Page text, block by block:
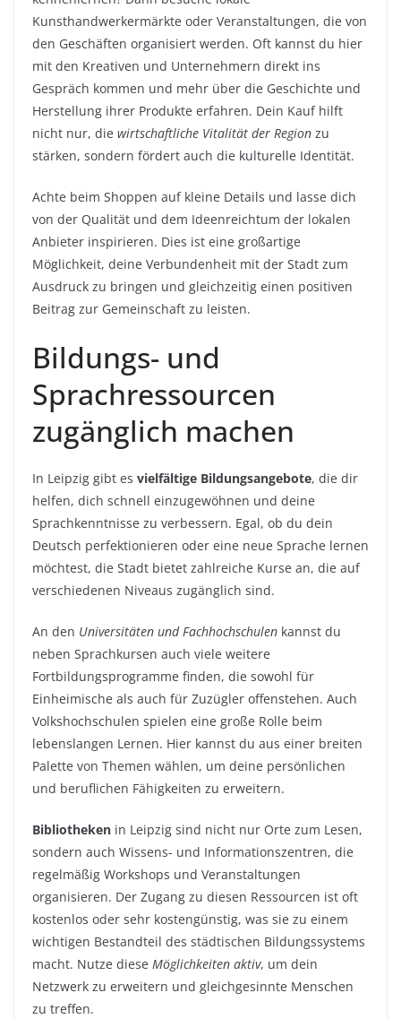
Kunsthandwerkermärkte oder Veranstaltungen, die von
den Geschäften organisiert werden. Oft kannst du hier
mit den Kreativen und Unternehmern direkt ins
Gespräch kommen und mehr über die Geschichte und
Herstellung ihrer Produkte erfahren. Dein Kauf hilft
nicht nur, die wirtschaftliche Vitalität der Region zu
stärken, sondern fördert auch die kulturelle Identität.
Achte beim Shoppen auf kleine Details und lasse dich
von der Qualität und dem Ideenreichtum der lokalen
Anbieter inspirieren. Dies ist eine großartige
Möglichkeit, deine Verbundenheit mit der Stadt zum
Ausdruck zu bringen und gleichzeitig einen positiven
Beitrag zur Gemeinschaft zu leisten.
Bildungs- und
Sprachressourcen
zugänglich machen
In Leipzig gibt es vielfältige Bildungsangebote, die dir
helfen, dich schnell einzugewöhnen und deine
Sprachkenntnisse zu verbessern. Egal, ob du dein
Deutsch perfektionieren oder eine neue Sprache lernen
möchtest, die Stadt bietet zahlreiche Kurse an, die auf
verschiedenen Niveaus zugänglich sind.
An den Universitäten und Fachhochschulen kannst du
neben Sprachkursen auch viele weitere
Fortbildungsprogramme finden, die sowohl für
Einheimische als auch für Zuzügler offenstehen. Auch
Volkshochschulen spielen eine große Rolle beim
lebenslangen Lernen. Hier kannst du aus einer breiten
Palette von Themen wählen, um deine persönlichen
und beruflichen Fähigkeiten zu erweitern.
Bibliotheken in Leipzig sind nicht nur Orte zum Lesen,
sondern auch Wissens- und Informationszentren, die
regelmäßig Workshops und Veranstaltungen
organisieren. Der Zugang zu diesen Ressourcen ist oft
kostenlos oder sehr kostengünstig, was sie zu einem
wichtigen Bestandteil des städtischen Bildungssystems
macht. Nutze diese Möglichkeiten aktiv, um dein
Netzwerk zu erweitern und gleichgesinnte Menschen
zu treffen.